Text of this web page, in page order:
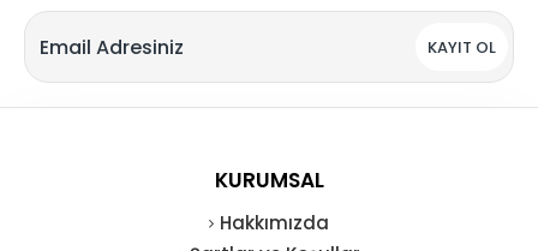
KAYIT OL
KURUMSAL
Hakkımızda